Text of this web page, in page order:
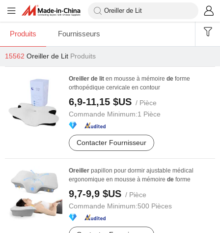
Produits Fournisseurs
15562 Oreiller de Lit Produits
Oreiller de lit en mousse à mémoire de forme
orthopédique cervicale en contour
6,9-11,15 $US / Pièce
Commande Minimum:1 Pièce
Contacter Fournisseur
Oreiller papillon pour dormir ajustable médical
ergonomique en mousse à mémoire de forme
9,7-9,9 $US / Pièce
Commande Minimum:500 Pièces